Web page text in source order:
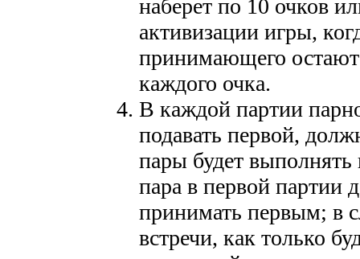
наберет по 10 очков
активизации игры,
принимающего
каждого очка.
В каждой партии
подавать первой,
пары будет
пара в первой партии
принимать первым; в
встречи, как только